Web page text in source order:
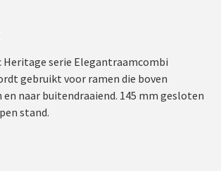
Heritage serie Elegantraamcombi
gebruikt voor ramen die boven
naar buitendraaiend. 145 mm gesloten
stand.